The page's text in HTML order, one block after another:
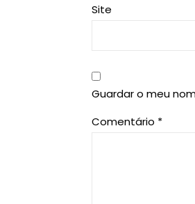
Site
Guardar o meu
Comentário *